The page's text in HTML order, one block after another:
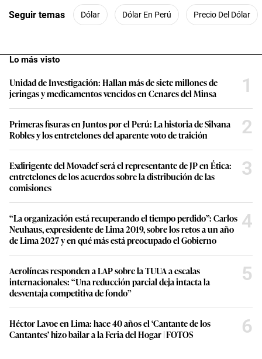
Seguir temas Dólar Dólar En Perú Precio Del Dólar
Lo más visto
Unidad de Investigación: Hallan más de siete millones de
jeringas y medicamentos vencidos en Cenares del Minsa
1
Primeras fisuras en Juntos por el Perú: La historia de Silvana
Robles y los entretelones del aparente voto de traición
2
Exdirigente del Movadef será el representante de JP en Ética:
entretelones de los acuerdos sobre la distribución de las
comisiones
3
“La organización está recuperando el tiempo perdido”: Carlos
Neuhaus, expresidente de Lima 2019, sobre los retos a un año
de Lima 2027 y en qué más está preocupado el Gobierno
4
Aerolíneas responden a LAP sobre la TUUA a escalas
internacionales: “Una reducción parcial deja intacta la
desventaja competitiva de fondo”
5
Héctor Lavoe en Lima: hace 40 años el ‘Cantante de los
Cantantes’ hizo bailar a la Feria del Hogar | FOTOS
6